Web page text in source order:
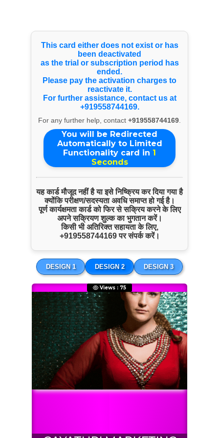
This card either does not exist or has
been deactivated
as the trial or subscription period has
ended.
Please pay the activation charges to
reactivate it.
For further assistance, contact us at
+919558744169.
For any further help, contact +919558744169
You will be Redirected
Automatically to Limited
Functionality card in 1
Seconds
यह कार्ड मौजूद नहीं है या इसे निष्क्रिय कर दिया गया है
क्योंकि परीक्षण/सदस्यता अवधि समाप्त हो गई है।
पूर्ण कार्यक्षमता कार्ड को फिर से सक्रिय करने के लिए
अपने सक्रियण शुल्क का भुगतान करें।
किसी भी अतिरिक्त सहायता के लिए,
+919558744169पर संपर्क करें।
DESIGN 1 DESIGN 2 DESIGN 3
Views : 75
Quick Inquiry
Start Chat
Click to Use AI Scanner to
Create Card in 30 Sec
Use it as a Free Business Card Scanner too